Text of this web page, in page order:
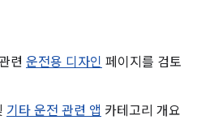
련 운전용 디자인 페이지를 검토
기타 운전 관련 앱 카테고리 개요